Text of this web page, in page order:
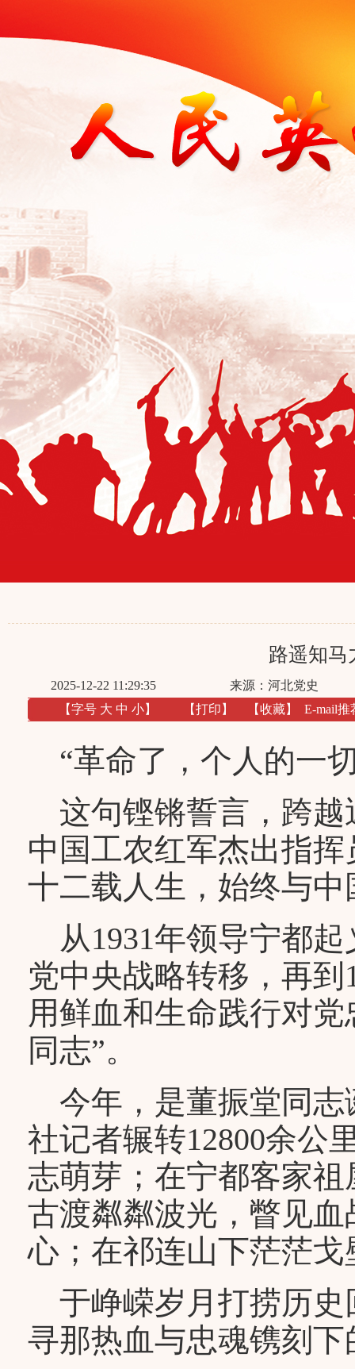
路遥知马
2025-12-22 11:29:35
来源：河北党史
【字号 大 中 小】 【打印 】 【收藏】 E-mail推
“革命了，个人的一
这句铿锵誓言，跨越
中国工农红军杰出指
十二载人生，始终与
从1931年领导宁都起
党中央战略转移，再
用鲜血和生命践行对
同志”。
今年，是董振堂同志
社记者辗转12800余公
志萌芽；在宁都客家
古渡粼粼波光，瞥见
心；在祁连山下茫茫
于峥嵘岁月打捞历史
寻那热血与忠魂镌刻